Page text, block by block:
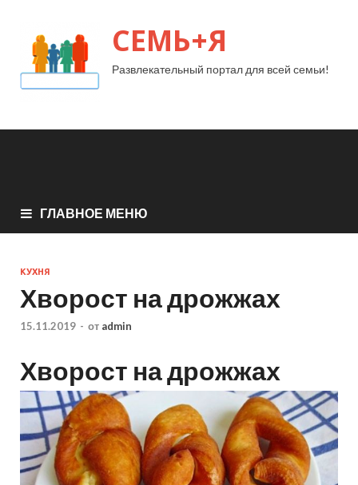
СЕМЬ+Я
Развлекательный портал для всей семьи!
ГЛАВНОЕ МЕНЮ
КУХНЯ
Хворост на дрожжах
15.11.2019 - от admin
Хворост на дрожжах